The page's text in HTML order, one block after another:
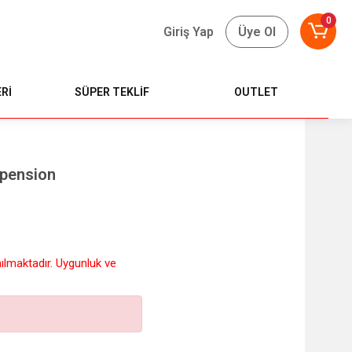
Giriş Yap Üye Ol
0
SÜPER TEKLİF OUTLET
Uygunluk ve